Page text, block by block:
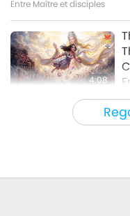
34:18
Entre Maître et disciples
4:08
Nouvelles d'exception
35:06